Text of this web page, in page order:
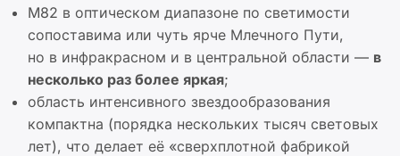
M82 в оптическом диапазоне по светимости
сопоставима или чуть ярче Млечного Пути,
но в инфракрасном и в центральной области — в
несколько раз более яркая;
область интенсивного звездообразования
компактна (порядка нескольких тысяч световых
лет), что делает её «сверхплотной фабрикой